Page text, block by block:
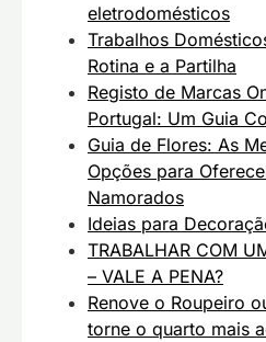
eletrodomésticos
Trabalhos
Rotina e a Partilha
Registo de Marcas
Portugal: Um Guia
Guia de Flores: As
Opções para
Namorados
Ideias para
TRABALHAR COM
– VALE A PENA?
Renove o Roupeiro
torne o quarto mais